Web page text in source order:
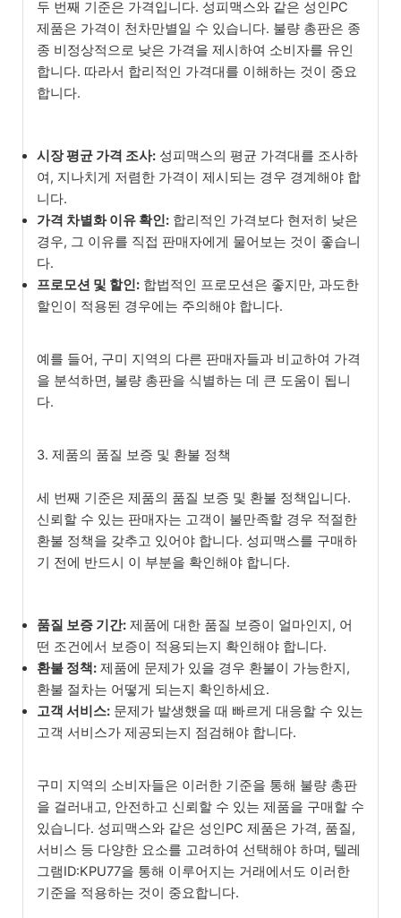
두 번째 기준은 가격입니다. 성피맥스와 같은 성인PC
제품은 가격이 천차만별일 수 있습니다. 불량 총판은 종
종 비정상적으로 낮은 가격을 제시하여 소비자를 유인
합니다. 따라서 합리적인 가격대를 이해하는 것이 중요
합니다.
시장 평균 가격 조사: 성피맥스의 평균 가격대를 조사하
여, 지나치게 저렴한 가격이 제시되는 경우 경계해야 합
니다.
가격 차별화 이유 확인: 합리적인 가격보다 현저히 낮은
경우, 그 이유를 직접 판매자에게 물어보는 것이 좋습니
다.
프로모션 및 할인: 합법적인 프로모션은 좋지만, 과도한
할인이 적용된 경우에는 주의해야 합니다.
예를 들어, 구미 지역의 다른 판매자들과 비교하여 가격
을 분석하면, 불량 총판을 식별하는 데 큰 도움이 됩니
다.
3. 제품의 품질 보증 및 환불 정책
세 번째 기준은 제품의 품질 보증 및 환불 정책입니다.
신뢰할 수 있는 판매자는 고객이 불만족할 경우 적절한
환불 정책을 갖추고 있어야 합니다. 성피맥스를 구매하
기 전에 반드시 이 부분을 확인해야 합니다.
품질 보증 기간: 제품에 대한 품질 보증이 얼마인지, 어
떤 조건에서 보증이 적용되는지 확인해야 합니다.
환불 정책: 제품에 문제가 있을 경우 환불이 가능한지,
환불 절차는 어떻게 되는지 확인하세요.
고객 서비스: 문제가 발생했을 때 빠르게 대응할 수 있는
고객 서비스가 제공되는지 점검해야 합니다.
구미 지역의 소비자들은 이러한 기준을 통해 불량 총판
을 걸러내고, 안전하고 신뢰할 수 있는 제품을 구매할 수
있습니다. 성피맥스와 같은 성인PC 제품은 가격, 품질,
서비스 등 다양한 요소를 고려하여 선택해야 하며, 텔레
그램ID:KPU77을 통해 이루어지는 거래에서도 이러한
기준을 적용하는 것이 중요합니다.